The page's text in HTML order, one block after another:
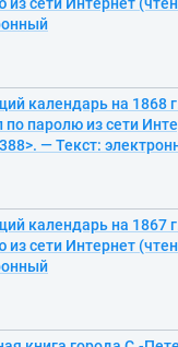
календарь на 1868
по паролю из сети
— Текст:
календарь на 1867
из сети Интернет